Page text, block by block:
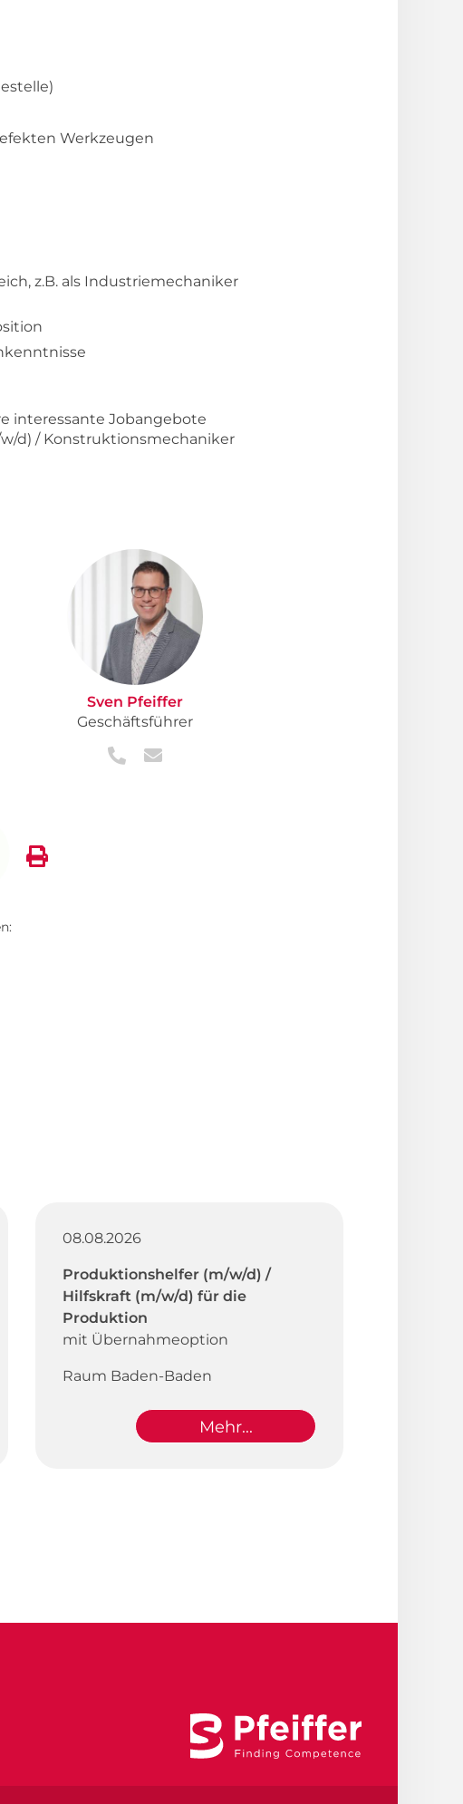
Werkzeugen
z.B. als Industriemechaniker
interessante Jobangebote
d) / Konstruktionsmechaniker
Sven Pfeiffer
Geschäftsführer
08.08.2026
Produktionshelfer (m/w/d) /
Hilfskraft (m/w/d) für die
Produktion
mit Übernahmeoption
Raum Baden-Baden
Mehr...